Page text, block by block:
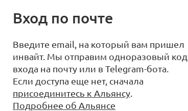
Вход по почте
Введите email, на который вам пришел
инвайт. Мы отправим одноразовый
входа на почту или в Telegram-бота.
Если доступа еще нет, сначала
присоединитесь к Альянсу.
Подробнее об Альянсе